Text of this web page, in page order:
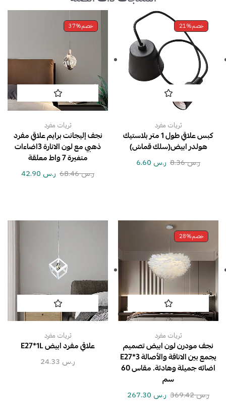
خصم21%
ثريات مفرد
كبس علاقي طول 1 متر بلاستيك
هولدر ابيض(سلك قماش)
ر.س8.36 ر.س
خصم37%
ثريات مفرد
نجف إليجانت برايم علاقي مفرد
ذهبي مع لون الانارة 3اضاءات
متغيرة 7 واط معلقة
ر.س68.46 ر.س
خصم28%
ثريات مفرد
نجف مودرن لون ابيض تصميم
يجمع بين الاناقة والأصالة E27*3
اضائه جميلة وهادئة. مقاس 60
سم
ر.س369.42 ر.س
ثريات مفرد
علاقي مفرد ابيض E27*1L
ر.س